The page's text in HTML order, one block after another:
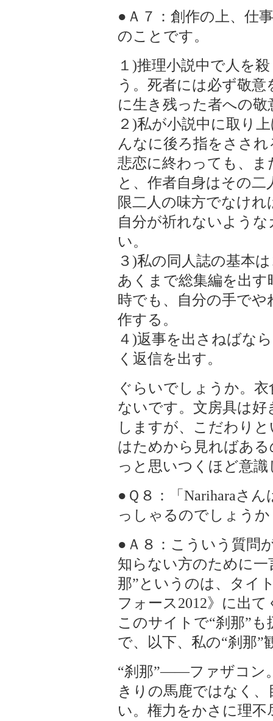
●Ａ７：創作の上、仕
のことです。
１)推理小説中で人を
う。死者には必ず敬
に生き残った者への
２)私が小説中に取り
んなに後ろ指をささ
悲恋に終わっても、
と、作者自身はその
限二人の味方でなけ
自分が祈れないよう
い。
３)私の同人誌の基本
あくまで総集編を出
時でも、自分の手で
作する。
４)返事を出さねばな
く返信を出す。
ぐらいでしょうか。
ないです。文房具は
しますが、こだわり
はためから見ればあ
っと思いつくほど意
●Ｑ８：「Nariharaさ
っしゃるのでしょうか
●Ａ８：こういう質問
知らない方のために
那”というのは、タイ
フォース2012》に出
このサイトで“刹那”
で、以下、私の“刹那”
“刹那”――ファザコン
きりの馬鹿ではなく
い。権力をかさに理